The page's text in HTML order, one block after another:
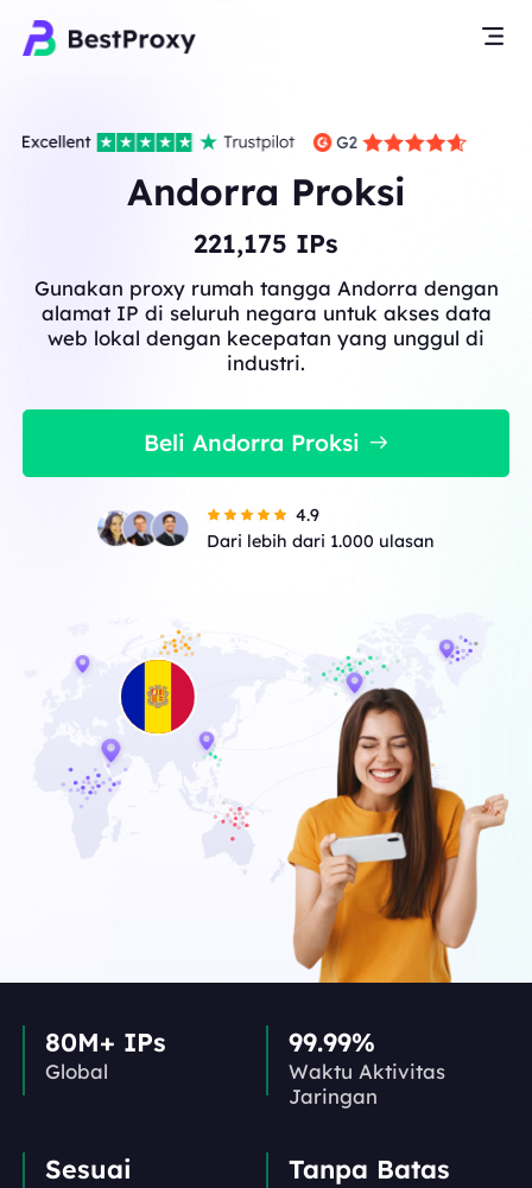
Andorra Proksi
221,175 IPs
Gunakan proxy rumah tangga Andorra dengan
alamat IP di seluruh negara untuk akses data
web lokal dengan kecepatan yang unggul di
industri.
Beli Andorra Proksi
4.9
Dari lebih dari 1.000 ulasan
80M+ IPs
Global
99.99%
Waktu Aktivitas
Jaringan
Sesuai Tanpa Batas